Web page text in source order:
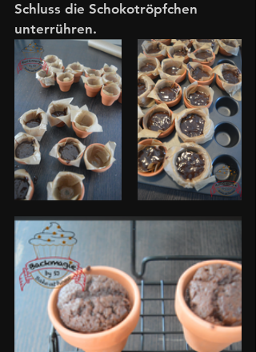
Schluss die Schokotröpfchen
unterrühren.